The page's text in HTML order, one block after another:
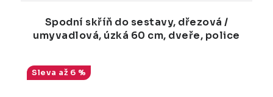
Spodní skříň do sestavy, dřezová /
umyvadlová, úzká 60 cm, dveře, police
až 6 %